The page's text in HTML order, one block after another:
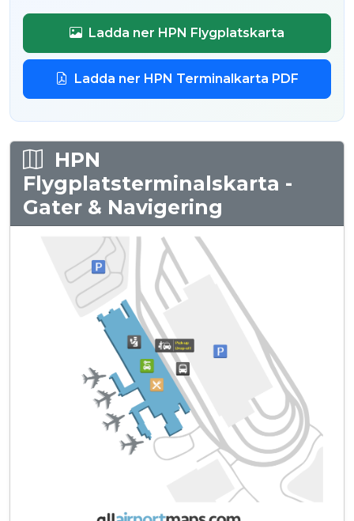
Ladda ner HPN Flygplatskarta
Ladda ner HPN Terminalkarta PDF
HPN
Flygplatsterminalskarta -
Gater & Navigering